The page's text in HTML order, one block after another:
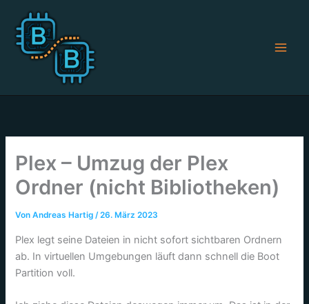
Inhalt
springen
Plex – Umzug der Plex
Ordner (nicht Bibliotheken)
VonAndreas Hartig/26. März 2023
Plex legt seine Dateien in nicht sofort sichtbaren Ordnern
ab. In virtuellen Umgebungen läuft dann schnell die Boot
Partition voll.